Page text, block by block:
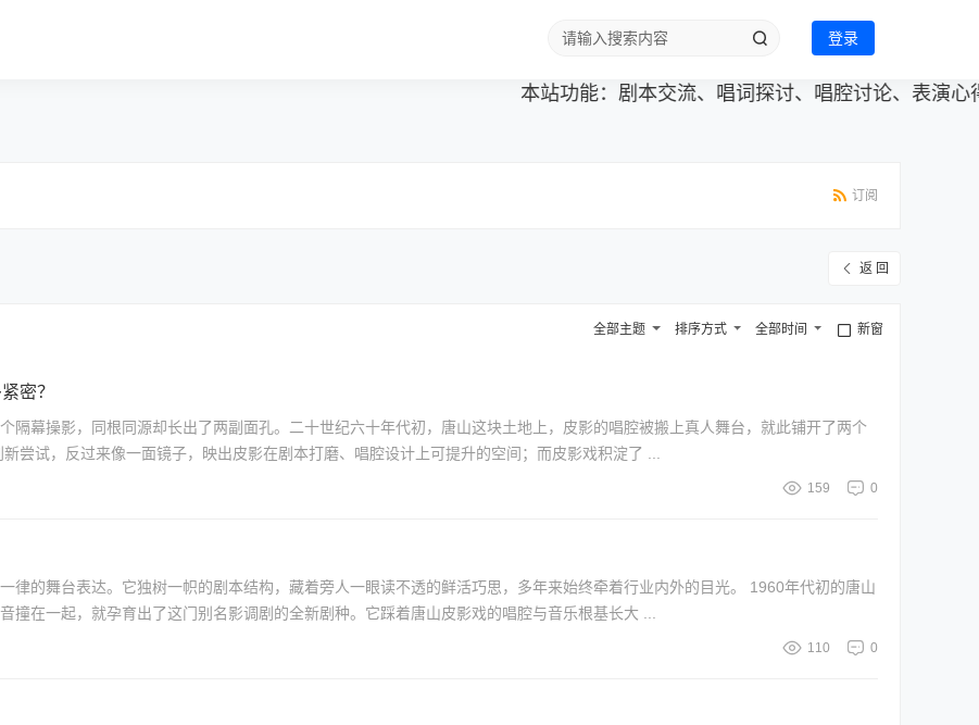
登录
本站功能：剧本交流、唱词探讨、唱腔讨论、表演心得
订阅
返 回
新窗
全部时间
排序方式
全部主题
密？
幕操影，同根同源却长出了两副面孔。二十世纪六十年代初，唐山这块土地上，皮影的唱腔被搬上真人舞台，就此铺开了两个
通有无。唐剧的创新尝试，反过来像一面镜子，映出皮影在剧本打磨、唱腔设计上可提升的空间；而皮影戏积淀了 ...
0
159
台表达。它独树一帜的剧本结构，藏着旁人一眼读不透的鲜活巧思，多年来始终牵着行业内外的目光。 1960年代初的唐山
在一起，就孕育出了这门别名影调剧的全新剧种。它踩着唐山皮影戏的唱腔与音乐根基长大 ...
0
110